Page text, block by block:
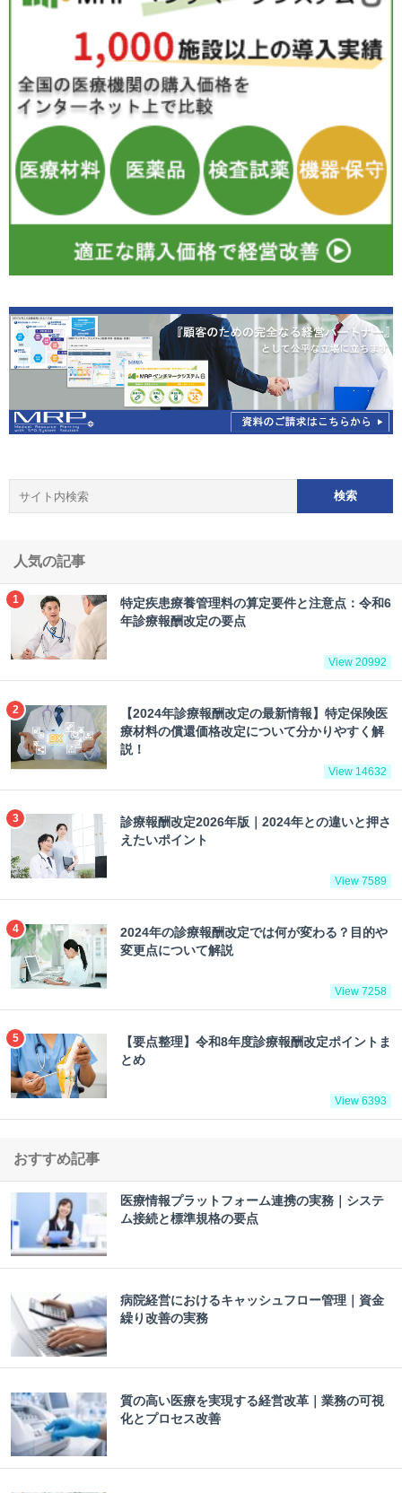
人気の記事
特定疾患療養管理料の算定要件と注意点：令和6
年診療報酬改定の要点
View 20992
【2024年診療報酬改定の最新情報】特定保険医
療材料の償還価格改定について分かりやすく解
説！
View 14632
診療報酬改定2026年版｜2024年との違いと押さ
えたいポイント
View 7589
2024年の診療報酬改定では何が変わる？目的や
変更点について解説
View 7258
【要点整理】令和8年度診療報酬改定ポイントま
とめ
View 6393
おすすめ記事
医療情報プラットフォーム連携の実務｜システ
ム接続と標準規格の要点
病院経営におけるキャッシュフロー管理｜資金
繰り改善の実務
質の高い医療を実現する経営改革｜業務の可視
化とプロセス改善